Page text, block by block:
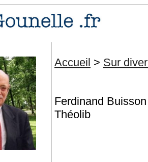
Accueil > Sur
Ferdinand
Théolib